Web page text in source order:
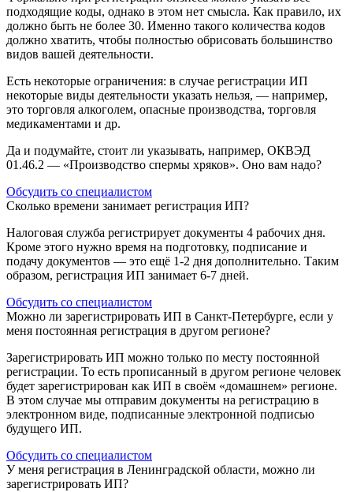
подходящие коды, однако в этом нет смысла. Как правило, их
должно быть не более 30. Именно такого количества кодов
должно хватить, чтобы полностью обрисовать большинство
видов вашей деятельности.
Есть некоторые ограничения: в случае регистрации ИП
некоторые виды деятельности указать нельзя, — например,
это торговля алкоголем, опасные производства, торговля
медикаментами и др.
Да и подумайте, стоит ли указывать, например, ОКВЭД
01.46.2 — «Производство спермы хряков». Оно вам надо?
Обсудить со специалистом
Сколько времени занимает регистрация ИП?
Налоговая служба регистрирует документы 4 рабочих дня.
Кроме этого нужно время на подготовку, подписание и
подачу документов — это ещё 1-2 дня дополнительно. Таким
образом, регистрация ИП занимает 6-7 дней.
Обсудить со специалистом
Можно ли зарегистрировать ИП в Санкт-Петербурге, если у
меня постоянная регистрация в другом регионе?
Зарегистрировать ИП можно только по месту постоянной
регистрации. То есть прописанный в другом регионе человек
будет зарегистрирован как ИП в своём «домашнем» регионе.
В этом случае мы отправим документы на регистрацию в
электронном виде, подписанные электронной подписью
будущего ИП.
Обсудить со специалистом
У меня регистрация в Ленинградской области, можно ли
зарегистрировать ИП?